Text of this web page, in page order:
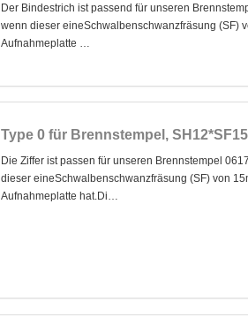
Der Bindestrich ist passend für unseren
wenn dieser eineSchwalbenschwanzfräsung (SF)
Aufnahmeplatte …
Type 0 für Brennstempel,
Die Ziffer ist passen für unseren Brennstempel
dieser eineSchwalbenschwanzfräsung (SF) von
Aufnahmeplatte hat.Di…